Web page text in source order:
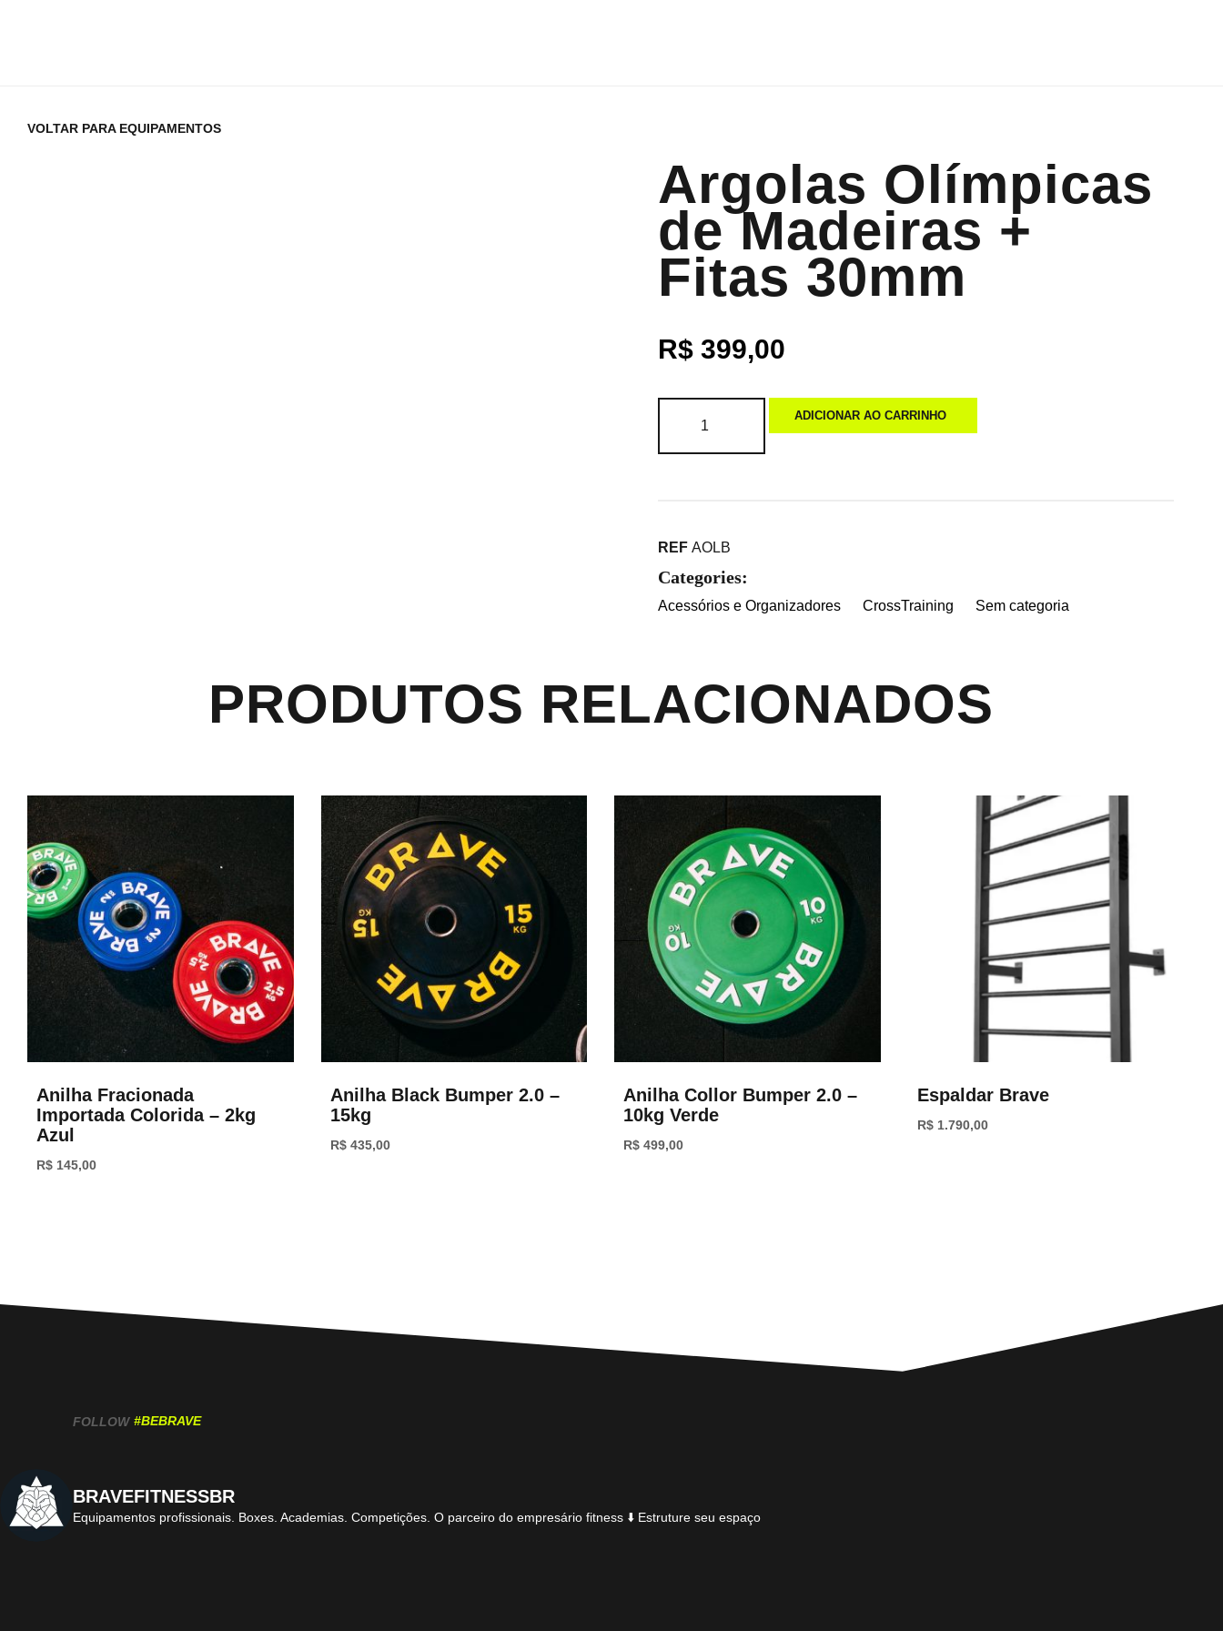
VOLTAR PARA EQUIPAMENTOS
Argolas Olímpicas
de Madeiras +
Fitas 30mm
R$ 399,00
ADICIONAR AO CARRINHO
REF AOLB
Categories:
Acessórios e Organizadores CrossTraining Sem categoria
PRODUTOS RELACIONADOS
Anilha Fracionada
Importada Colorida – 2kg
Azul
R$ 145,00
Anilha Black Bumper 2.0 –
15kg
R$435,00
Anilha Collor Bumper 2.0 –
10kg Verde
R$ 499,00
Espaldar Brave
R$1.790,00
FOLLOW #BEBRAVE
BRAVEFITNESSBR
Equipamentos profissionais. Boxes. Academias. Competições. O parceiro do empresário fitness ⬇️ Estruture seu espaço